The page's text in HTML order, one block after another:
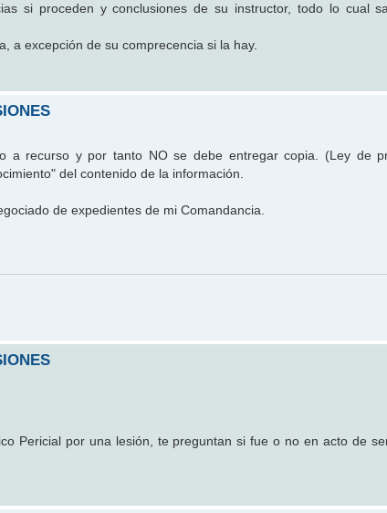
si proceden y conclusiones de su instructor, todo lo cual
a excepción de su comprecencia si la hay.
a recurso y por tanto NO se debe entregar copia. (Ley de
del contenido de la información.
de expedientes de mi Comandancia.
Pericial por una lesión, te preguntan si fue o no en acto de